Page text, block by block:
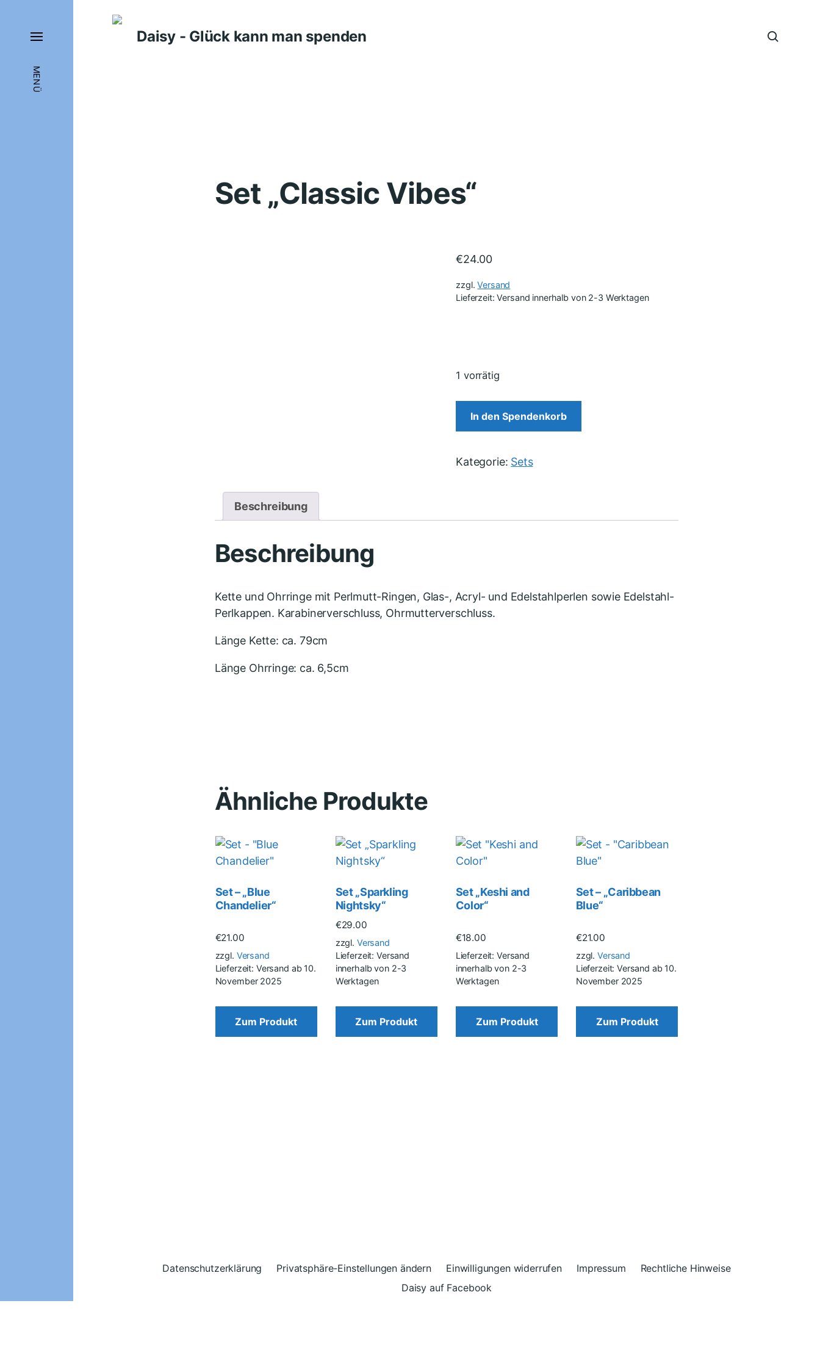
MENÜ
Daisy - Glück kann man spenden
Set „Classic Vibes“
€24.00
zzgl.Versand
Lieferzeit: Versand innerhalb von 2-3 Werktagen
1 vorrätig
In den Spendenkorb
Kategorie: Sets
Beschreibung
Beschreibung
Kette und Ohrringe mit Perlmutt-Ringen, Glas-, Acryl- und Edelstahlperlen sowie Edelstahl-
Perlkappen. Karabinerverschluss, Ohrmutterverschluss.
Länge Kette: ca. 79cm
Länge Ohrringe: ca. 6,5cm
Ähnliche Produkte
Set – „Blue
Chandelier“
€21.00
zzgl. Versand
Lieferzeit: Versand ab 10.
November 2025
Zum Produkt
Set „Sparkling
Nightsky“
€29.00
zzgl. Versand
Lieferzeit: Versand
innerhalb von 2-3
Werktagen
Zum Produkt
Set „Keshi and
Color“
€18.00
Lieferzeit: Versand
innerhalb von 2-3
Werktagen
Zum Produkt
Set – „Caribbean
Blue“
€21.00
zzgl. Versand
Lieferzeit: Versand ab 10.
November 2025
Zum Produkt
Datenschutzerklärung Privatsphäre-Einstellungen ändern Einwilligungen widerrufen Impressum
Rechtliche Hinweise
Daisy auf Facebook